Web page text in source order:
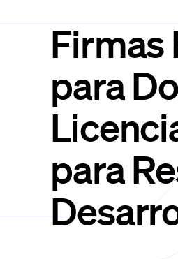
Firmas
para
para